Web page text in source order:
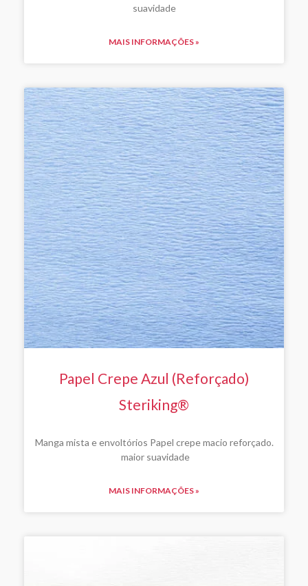
suavidade
MAIS INFORMAÇÕES »
Papel Crepe Azul (Reforçado)
Steriking®
Manga mista e envoltórios Papel crepe macio reforçado.
maior suavidade
MAIS INFORMAÇÕES »